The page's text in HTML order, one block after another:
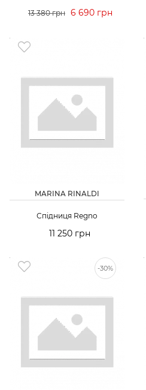
13 380 грн 6 690 грн
MARINA RINALDI
Спідниця Regno
11 250 грн
-30%